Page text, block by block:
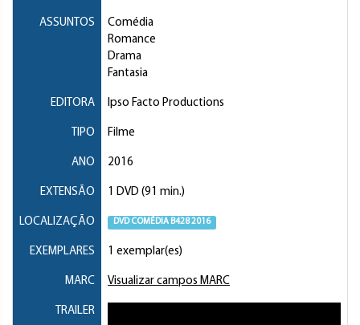
ASSUNTOS
Comédia
Romance
Drama
Fantasia
EDITORA Ipso Facto Productions
TIPO Filme
ANO 2016
EXTENSÃO 1 DVD (91 min.)
LOCALIZAÇÃO DVD COMÉDIA B428 2016
EXEMPLARES 1 exemplar(es)
MARC Visualizar campos MARC
TRAILER